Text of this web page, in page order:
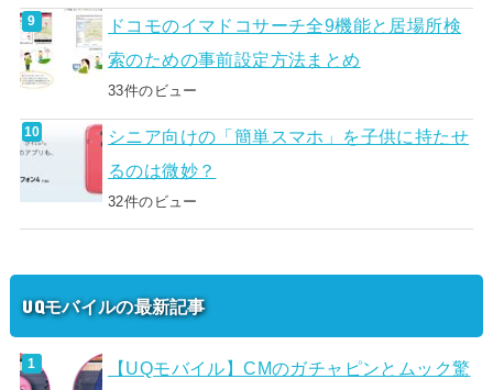
ドコモのイマドコサーチ全9機能と居場所検
索のための事前設定方法まとめ
33件のビュー
シニア向けの「簡単スマホ」を子供に持たせ
るのは微妙？
32件のビュー
UQモバイルの最新記事
【UQモバイル】CMのガチャピンとムック驚